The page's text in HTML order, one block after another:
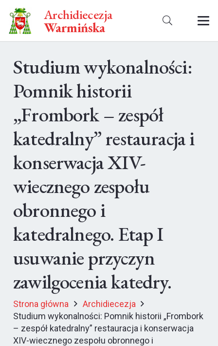
Archidiecezja
Warmińska
Studium wykonalności:
Pomnik historii
„Frombork – zespół
katedralny” restauracja i
konserwacja XIV-
wiecznego zespołu
obronnego i
katedralnego. Etap I
usuwanie przyczyn
zawilgocenia katedry.
Strona główna
Archidiecezja
Studium wykonalności: Pomnik historii „Frombork
– zespół katedralny” restauracja i konserwacja
XIV-wiecznego zespołu obronnego i